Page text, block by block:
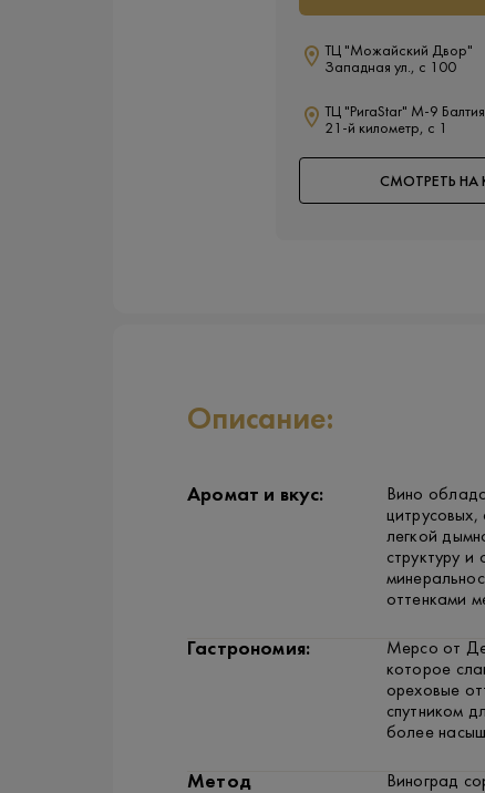
ТЦ "Можайский Двор"
Западная ул., с 100
ТЦ "РигаStar" М-9
21-й километр, с 1
СМОТРЕТЬ НА
Описание:
Аромат и вкус:
Вино
легкой
структуру и
оттенками
Гастрономия:
Мерсо от
которое
ореховые
спутником
более
Метод
Виноград